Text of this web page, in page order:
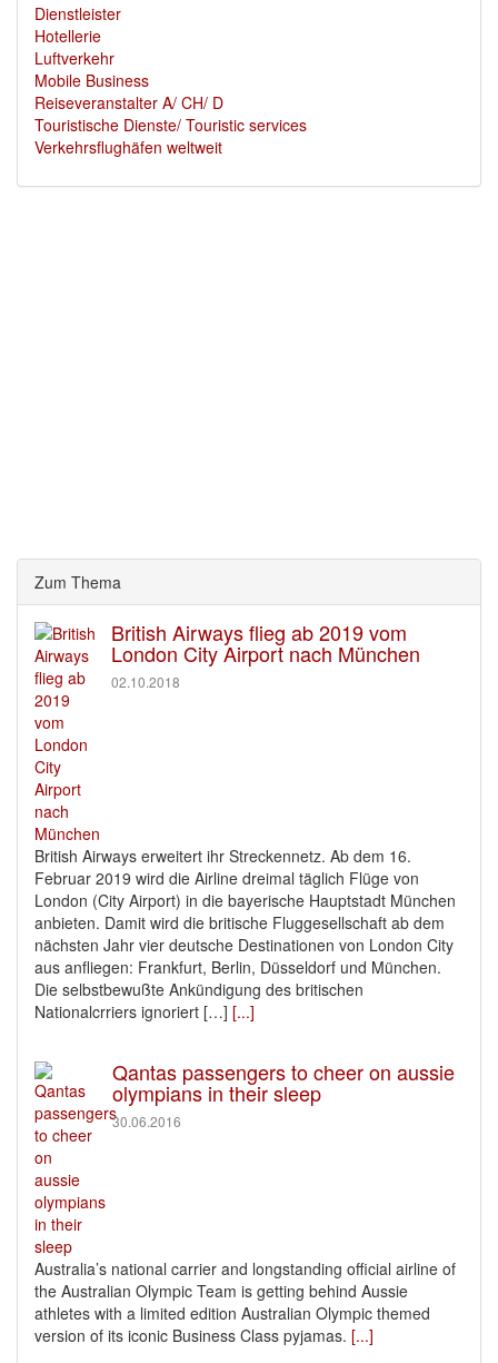
Dienstleister
Hotellerie
Luftverkehr
Mobile Business
Reiseveranstalter A/ CH/ D
Touristische Dienste/ Touristic services
Verkehrsflughäfen weltweit
Zum Thema
British Airways flieg ab 2019 vom
London City Airport nach München
02.10.2018
British Airways erweitert ihr Streckennetz. Ab dem 16.
Februar 2019 wird die Airline dreimal täglich Flüge von
London (City Airport) in die bayerische Hauptstadt München
anbieten. Damit wird die britische Fluggesellschaft ab dem
nächsten Jahr vier deutsche Destinationen von London City
aus anfliegen: Frankfurt, Berlin, Düsseldorf und München.
Die selbstbewußte Ankündigung des britischen
Nationalcrriers ignoriert […] [...]
Qantas passengers to cheer on aussie
olympians in their sleep
30.06.2016
Australia’s national carrier and longstanding official airline of
the Australian Olympic Team is getting behind Aussie
athletes with a limited edition Australian Olympic themed
version of its iconic Business Class pyjamas. [...]